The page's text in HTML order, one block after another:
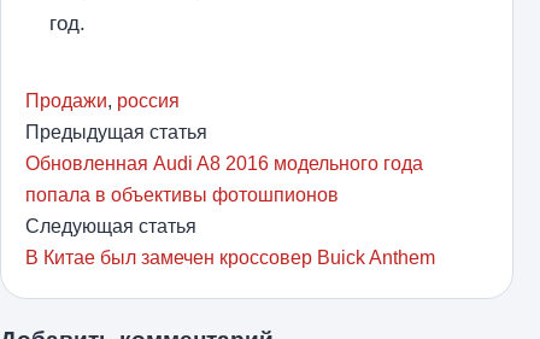
год.
Продажи, россия
Предыдущая статья
Обновленная Audi A8 2016 модельного года
попала в объективы фотошпионов
Следующая статья
В Китае был замечен кроссовер Buick Anthem